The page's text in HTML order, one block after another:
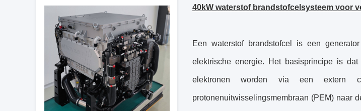
40kW waterstof brandstofcelsysteem voor
Een waterstof brandstofcel is een
elektrische energie. Het basisprincipe is
elektronen worden via een extern
protonenuitwisselingsmembraan (PEM) naar